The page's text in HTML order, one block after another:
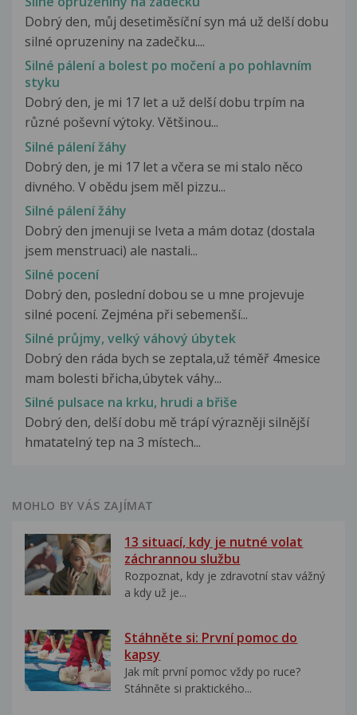
Dobrý den, můj desetiměsíční syn má už delší dobu
silné opruzeniny na zadečku....
Silné pálení a bolest po močení a po pohlavním
styku
Dobrý den, je mi 17 let a už delší dobu trpím na
různé poševní výtoky. Většinou...
Silné pálení žáhy
Dobrý den, je mi 17 let a včera se mi stalo něco
divného. V obědu jsem měl pizzu...
Silné pálení žáhy
Dobrý den jmenuji se Iveta a mám dotaz (dostala
jsem menstruaci) ale nastali...
Silné pocení
Dobrý den, poslední dobou se u mne projevuje
silné pocení. Zejména při sebemenší...
Silné průjmy, velký váhový úbytek
Dobrý den ráda bych se zeptala,už téměř 4mesice
mam bolesti břicha,úbytek váhy...
Silné pulsace na krku, hrudi a břiše
Dobrý den, delší dobu mě trápí výrazněji silnější
hmatatelný tep na 3 místech...
MOHLO BY VÁS ZAJÍMAT
13 situací, kdy je nutné volat
záchrannou službu
Rozpoznat, kdy je zdravotní stav vážný
a kdy už je...
Stáhněte si: První pomoc do
kapsy
Jak mít první pomoc vždy po ruce?
Stáhněte si praktického...